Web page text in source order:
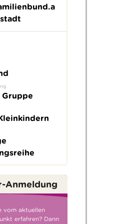
Anmeldung
vom aktuellen
erfahren? Dann